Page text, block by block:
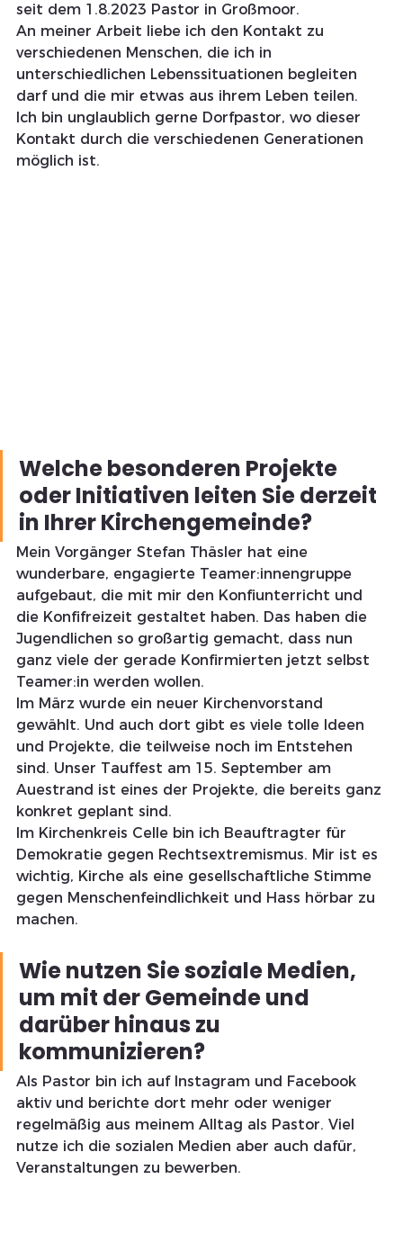
seit dem 1.8.2023 Pastor in Großmoor.
An meiner Arbeit liebe ich den Kontakt zu
verschiedenen Menschen, die ich in
unterschiedlichen Lebenssituationen begleiten
darf und die mir etwas aus ihrem Leben teilen.
Ich bin unglaublich gerne Dorfpastor, wo dieser
Kontakt durch die verschiedenen Generationen
möglich ist.
Welche besonderen Projekte
oder Initiativen leiten Sie derzeit
in Ihrer Kirchengemeinde?
Mein Vorgänger Stefan Thäsler hat eine
wunderbare, engagierte Teamer:innengruppe
aufgebaut, die mit mir den Konfiunterricht und
die Konfifreizeit gestaltet haben. Das haben die
Jugendlichen so großartig gemacht, dass nun
ganz viele der gerade Konfirmierten jetzt selbst
Teamer:in werden wollen.
Im März wurde ein neuer Kirchenvorstand
gewählt. Und auch dort gibt es viele tolle Ideen
und Projekte, die teilweise noch im Entstehen
sind. Unser Tauffest am 15. September am
Auestrand ist eines der Projekte, die bereits ganz
konkret geplant sind.
Im Kirchenkreis Celle bin ich Beauftragter für
Demokratie gegen Rechtsextremismus. Mir ist es
wichtig, Kirche als eine gesellschaftliche Stimme
gegen Menschenfeindlichkeit und Hass hörbar zu
machen.
Wie nutzen Sie soziale Medien,
um mit der Gemeinde und
darüber hinaus zu
kommunizieren?
Als Pastor bin ich auf Instagram und Facebook
aktiv und berichte dort mehr oder weniger
regelmäßig aus meinem Alltag als Pastor. Viel
nutze ich die sozialen Medien aber auch dafür,
Veranstaltungen zu bewerben.